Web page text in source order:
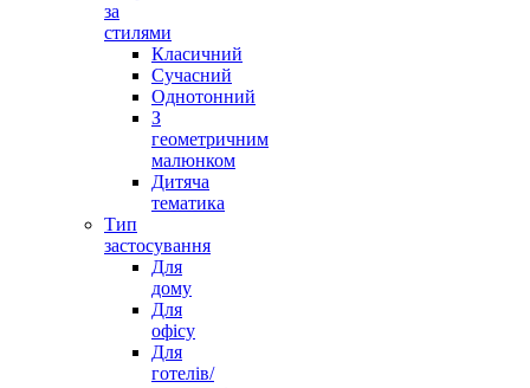
за
стилями
Класичний
Сучасний
Однотонний
З
геометричним
малюнком
Дитяча
тематика
Тип
застосування
Для
дому
Для
офісу
Для
готелів/